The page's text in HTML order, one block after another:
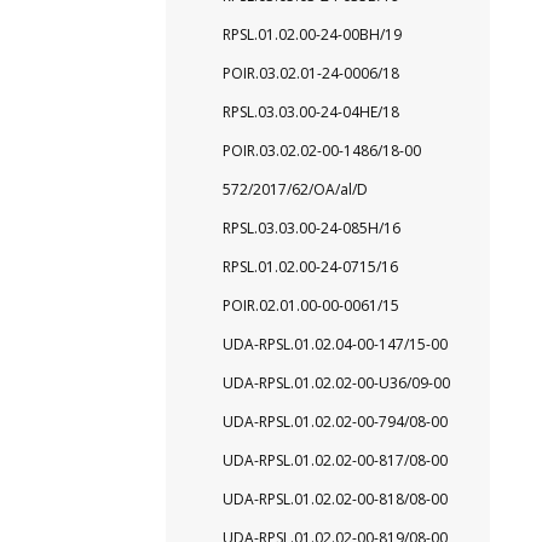
RPSL.01.02.00-24-00BH/19
POIR.03.02.01-24-0006/18
RPSL.03.03.00-24-04HE/18
POIR.03.02.02-00-1486/18-00
572/2017/62/OA/al/D
RPSL.03.03.00-24-085H/16
RPSL.01.02.00-24-0715/16
POIR.02.01.00-00-0061/15
UDA-RPSL.01.02.04-00-147/15-00
UDA-RPSL.01.02.02-00-U36/09-00
UDA-RPSL.01.02.02-00-794/08-00
UDA-RPSL.01.02.02-00-817/08-00
UDA-RPSL.01.02.02-00-818/08-00
UDA-RPSL.01.02.02-00-819/08-00